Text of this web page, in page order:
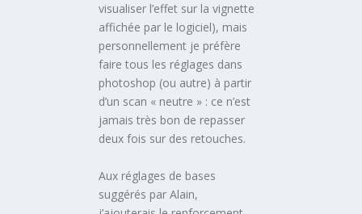
visualiser l’effet sur la vignette
affichée par le logiciel), mais
personnellement je préfère
faire tous les réglages dans
photoshop (ou autre) à partir
d’un scan « neutre » : ce n’est
jamais très bon de repasser
deux fois sur des retouches.
Aux réglages de bases
suggérés par Alain,